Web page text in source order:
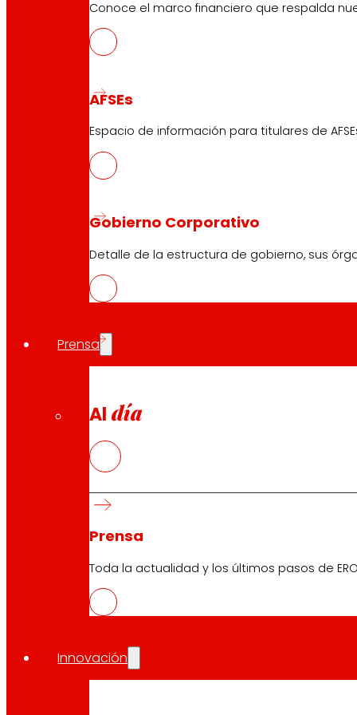
Conoce el marco financiero que respalda
AFSEs
Espacio de información para titulares de
Gobierno Corporativo
Detalle de la estructura de gobierno, sus
Prensa
Al día
Prensa
Toda la actualidad y los últimos pasos de
Innovación